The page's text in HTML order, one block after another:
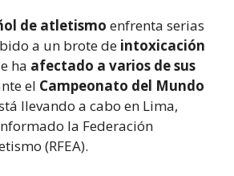
de atletismo enfrenta serias
a un brote de intoxicación
ha afectado a varios de sus
el Campeonato del Mundo
llevando a cabo en Lima,
la Federación
(RFEA).